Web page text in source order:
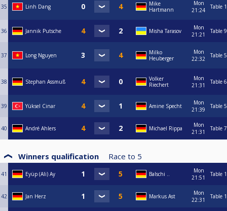
35 Linh Dang
Mike
Hartmann
Mon
21:24
Table 1
36 Jannik Putsche Misha Tarasov
Mon
21:21
Table 9
37 Long Nguyen
Milko
Heuberger
Mon
22:32
Table 5
38 Stephan Assmuß
Volker
Riechert
Mon
21:31
Table 6
39 Yüksel Cinar Amine Specht
Mon
21:39
Table 5
40 André Ahlers Michael Rippa
Mon
21:31
Table 7
Winners qualification Race to 5
41 Eyüp (Ali) Ay Balschi ..
Mon
21:51
Table 1
42 Jan Herz Markus Ast
Mon
22:31
Table 1